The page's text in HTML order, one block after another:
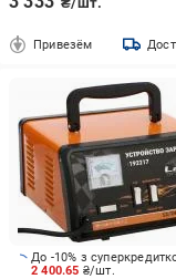
Привезём
2 400.65 ₴/шт.